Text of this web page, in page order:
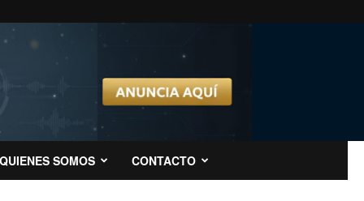
QUIENES SOMOS CONTACTO